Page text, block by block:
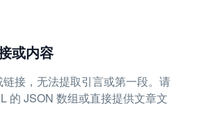
或内容
接，无法提取引言或第一段。请
的 JSON 数组或直接提供文章文